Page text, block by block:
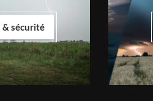
& sécurité